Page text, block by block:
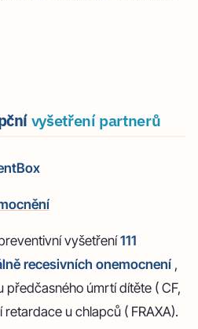
vyšetření partnerů
vyšetření111
recesivních onemocnení ,
předčasného úmrtí dítěte ( CF,
u chlapců ( FRAXA).